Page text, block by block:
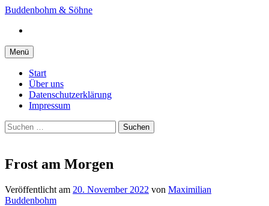
Springe
Inhalt
Buddenbohm & Söhne
Menü
Start
Über uns
Datenschutzerklärung
Impressum
Suchen
nach:
Frost am Morgen
Veröffentlicht am 20. November 2022 von Maximilian
Buddenbohm